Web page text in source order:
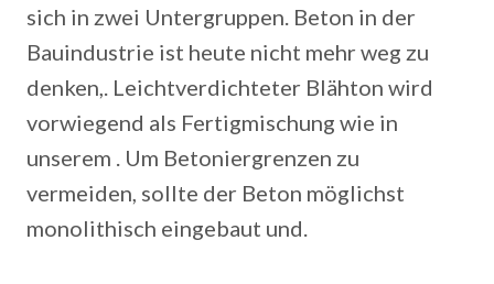
sich in zwei Untergruppen. Beton in der
Bauindustrie ist heute nicht mehr weg zu
denken,. Leichtverdichteter Blähton wird
vorwiegend als Fertigmischung wie in
unserem . Um Betoniergrenzen zu
vermeiden, sollte der Beton möglichst
monolithisch eingebaut und.